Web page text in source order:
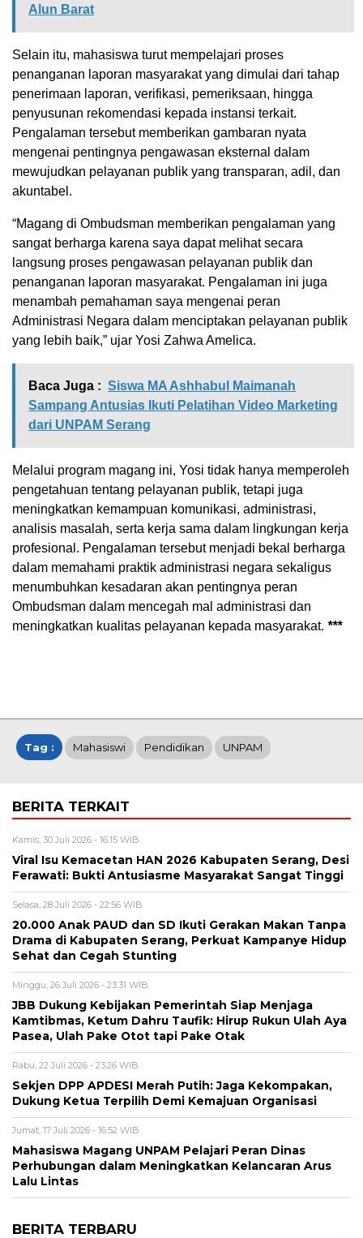
Alun Barat
Selain itu, mahasiswa turut mempelajari proses
penanganan laporan masyarakat yang dimulai dari tahap
penerimaan laporan, verifikasi, pemeriksaan, hingga
penyusunan rekomendasi kepada instansi terkait.
Pengalaman tersebut memberikan gambaran nyata
mengenai pentingnya pengawasan eksternal dalam
mewujudkan pelayanan publik yang transparan, adil, dan
akuntabel.
“Magang di Ombudsman memberikan pengalaman yang
sangat berharga karena saya dapat melihat secara
langsung proses pengawasan pelayanan publik dan
penanganan laporan masyarakat. Pengalaman ini juga
menambah pemahaman saya mengenai peran
Administrasi Negara dalam menciptakan pelayanan publik
yang lebih baik,” ujar Yosi Zahwa Amelica.
Baca Juga : Siswa MA Ashhabul Maimanah
Sampang Antusias Ikuti Pelatihan Video Marketing
dari UNPAM Serang
Melalui program magang ini, Yosi tidak hanya memperoleh
pengetahuan tentang pelayanan publik, tetapi juga
meningkatkan kemampuan komunikasi, administrasi,
analisis masalah, serta kerja sama dalam lingkungan kerja
profesional. Pengalaman tersebut menjadi bekal berharga
dalam memahami praktik administrasi negara sekaligus
menumbuhkan kesadaran akan pentingnya peran
Ombudsman dalam mencegah mal administrasi dan
meningkatkan kualitas pelayanan kepada masyarakat. ***
Tag : Mahasiswi Pendidikan UNPAM
BERITA TERKAIT
Kamis, 30 Juli 2026 - 16:15 WIB
Viral Isu Kemacetan HAN 2026 Kabupaten Serang, Desi
Ferawati: Bukti Antusiasme Masyarakat Sangat Tinggi
Selasa, 28 Juli 2026 - 22:56 WIB
20.000 Anak PAUD dan SD Ikuti Gerakan Makan Tanpa
Drama di Kabupaten Serang, Perkuat Kampanye Hidup
Sehat dan Cegah Stunting
Minggu, 26 Juli 2026 - 23:31 WIB
JBB Dukung Kebijakan Pemerintah Siap Menjaga
Kamtibmas, Ketum Dahru Taufik: Hirup Rukun Ulah Aya
Pasea, Ulah Pake Otot tapi Pake Otak
Rabu, 22 Juli 2026 - 23:26 WIB
Sekjen DPP APDESI Merah Putih: Jaga Kekompakan,
Dukung Ketua Terpilih Demi Kemajuan Organisasi
Jumat, 17 Juli 2026 - 16:52 WIB
Mahasiswa Magang UNPAM Pelajari Peran Dinas
Perhubungan dalam Meningkatkan Kelancaran Arus
Lalu Lintas
BERITA TERBARU